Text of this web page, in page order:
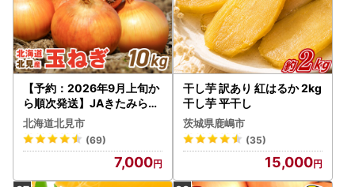
【予約：2026年9月上旬か
ら順次発送】JAきたみらい
産 玉ねぎ Lサイズ 10kg ( タ
マネギ たまねぎ 野菜 )【21
0-0003-2026】
北海道北見市
(69)
7,000
干し芋 訳あり 紅はるか 2kg
干し芋 平干し
茨城県鹿嶋市
(35)
15,000